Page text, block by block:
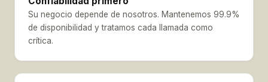
Su negocio depende de nosotros. Mantenemos 99.9%
de disponibilidad y tratamos cada llamada como
crítica.